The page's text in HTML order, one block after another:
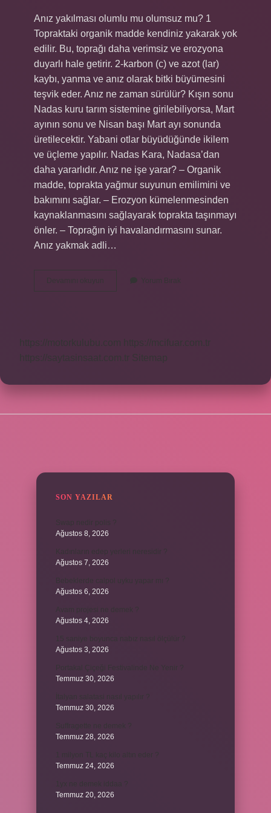
Anız yakılması olumlu mu olumsuz mu? 1
Topraktaki organik madde kendiniz yakarak yok
edilir. Bu, toprağı daha verimsiz ve erozyona
duyarlı hale getirir. 2-karbon (c) ve azot (lar)
kaybı, yanma ve anız olarak bitki büyümesini
teşvik eder. Anız ne zaman sürülür? Kışın sonu
Nadas kuru tarım sistemine girilebiliyorsa, Mart
ayının sonu ve Nisan başı Mart ayı sonunda
üretilecektir. Yabani otlar büyüdüğünde ikilem
ve üçleme yapılır. Nadas Kara, Nadasa’dan
daha yararlıdır. Anız ne işe yarar? – Organik
madde, toprakta yağmur suyunun emilimini ve
bakımını sağlar. – Erozyon kümelenmesinden
kaynaklanmasını sağlayarak toprakta taşınmayı
önler. – Toprağın iyi havalandırmasını sunar.
Anız yakmak adli…
Devamını okuyun
Iyi
Yorum Bırak
https://motorkulubu.com
https://mcifuar.com.tr
https://saytasinsaat.com.tr Sitemap
SON YAZILAR
Ağustos 8, 2026
Ağustos 7, 2026
Ağustos 6, 2026
Ağustos 4, 2026
Ağustos 3, 2026
Temmuz 30, 2026
Temmuz 30, 2026
Temmuz 28, 2026
Temmuz 24, 2026
Temmuz 20, 2026